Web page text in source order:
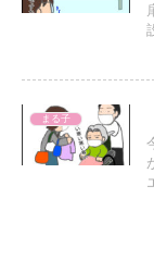
まる子